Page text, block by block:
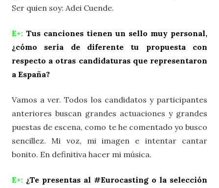
Ser quien soy: Adei Cuende.
E+: Tus canciones tienen un sello muy personal,
¿cómo sería de diferente tu propuesta con
respecto a otras candidaturas que representaron
a España?
Vamos a ver. Todos los candidatos y participantes
anteriores buscan grandes actuaciones y grandes
puestas de escena, como te he comentado yo busco
sencillez. Mi voz, mi imagen e intentar cantar
bonito. En definitiva hacer mi música.
E+: ¿Te presentas al #Eurocasting o la selección